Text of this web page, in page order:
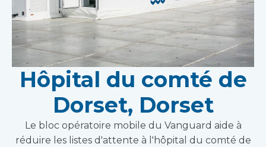
Hôpital du comté de
Dorset, Dorset
Le bloc opératoire mobile du Vanguard aide à
réduire les listes d'attente à l'hôpital du comté de